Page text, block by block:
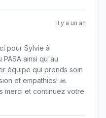
il y a un an
pour Sylvie à
PASA ainsi qu'au
équipe qui prends soin
et empathies! 🙏
merci et continuez votre